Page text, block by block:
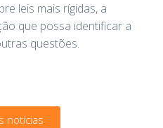
leis mais rígidas, a
que possa identificar a
questões.
notícias